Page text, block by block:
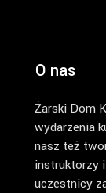
O nas
Żarski Dom
wydarzenia
nasz też
instruktorzy
uczestnicy